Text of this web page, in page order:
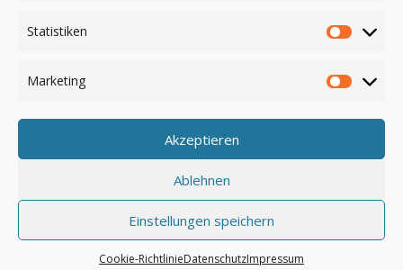
Statistiken
Marketing
Akzeptieren
Ablehnen
Einstellungen speichern
Cookie-RichtlinieDatenschutzImpressum
Anmelden
© by safar-reiseblog.de